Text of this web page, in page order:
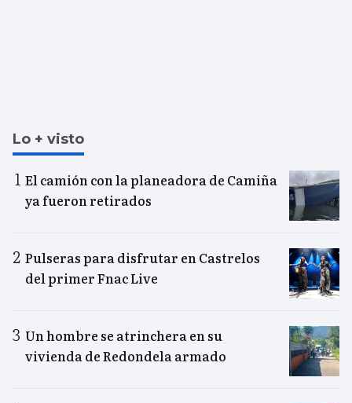
Lo + visto
El camión con la planeadora de Camiña
ya fueron retirados
Pulseras para disfrutar en Castrelos
del primer Fnac Live
Un hombre se atrinchera en su
vivienda de Redondela armado